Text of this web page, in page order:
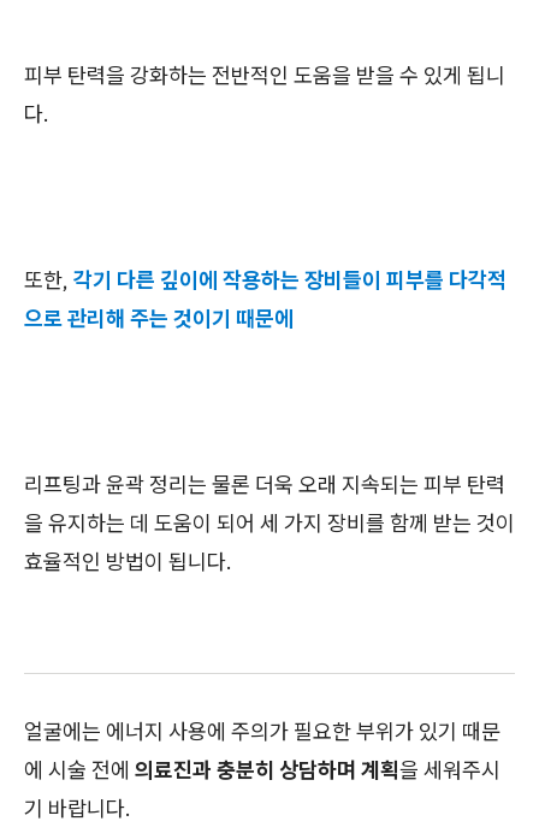
피부 탄력을 강화하는 전반적인 도움을 받을 수 있게 됩니
다.
또한, 각기 다른 깊이에 작용하는 장비들이 피부를 다각적
으로 관리해 주는 것이기 때문에
리프팅과 윤곽 정리는 물론 더욱 오래 지속되는 피부 탄력
을 유지하는 데 도움이 되어 세 가지 장비를 함께 받는 것이
효율적인 방법이 됩니다.
얼굴에는 에너지 사용에 주의가 필요한 부위가 있기 때문
에 시술 전에 의료진과 충분히 상담하며 계획을 세워주시
기 바랍니다.